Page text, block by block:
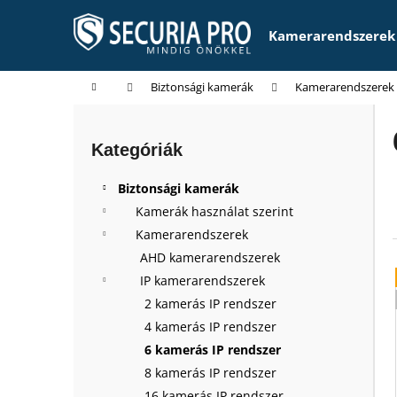
Kamerarendszerek
KezdőlapBiztonsági kamerák Kamerarendszerek
Kategóriák
átugrása
Kategóriák
Biztonsági kamerák
Kamerák használat szerint
Kamerarendszerek
AHD kamerarendszerek
IP kamerarendszerek
2 kamerás IP rendszer
4 kamerás IP rendszer
6 kamerás IP rendszer
8 kamerás IP rendszer
Vissza
a boltba
Vissza
a boltba